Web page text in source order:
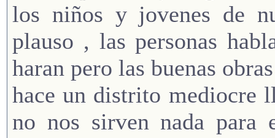
los niños y jovenes de
plauso , las personas
haran pero las buenas
hace un distrito mediocre
no nos sirven nada para